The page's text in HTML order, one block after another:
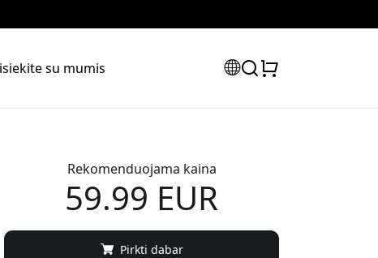
su mumis
Rekomenduojama kaina
59.99 EUR
Pirkti dabar